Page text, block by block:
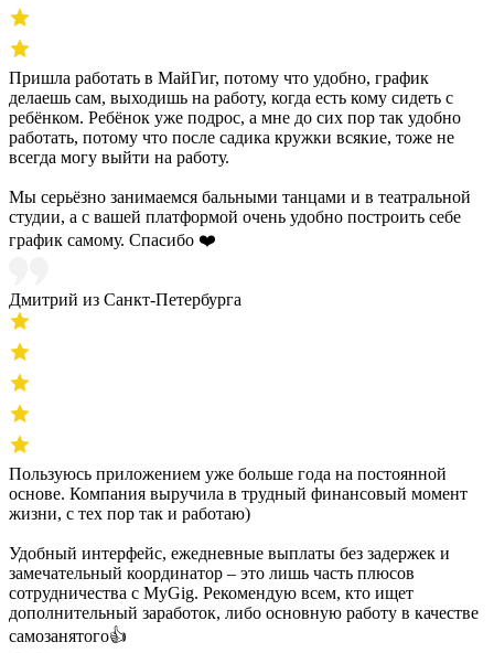
Пришла работать в МайГиг, потому что удобно, график
делаешь сам, выходишь на работу, когда есть кому сидеть с
ребёнком. Ребёнок уже подрос, а мне до сих пор так удобно
работать, потому что после садика кружки всякие, тоже не
всегда могу выйти на работу.
Мы серьёзно занимаемся бальными танцами и в театральной
студии, а с вашей платформой очень удобно построить себе
график самому. Спасибо ❤️
Дмитрий из Санкт-Петербурга
Пользуюсь приложением уже больше года на постоянной
основе. Компания выручила в трудный финансовый момент
жизни, с тех пор так и работаю)
Удобный интерфейс, ежедневные выплаты без задержек и
замечательный координатор – это лишь часть плюсов
сотрудничества с MyGig. Рекомендую всем, кто ищет
дополнительный заработок, либо основную работу в качестве
самозанятого👍